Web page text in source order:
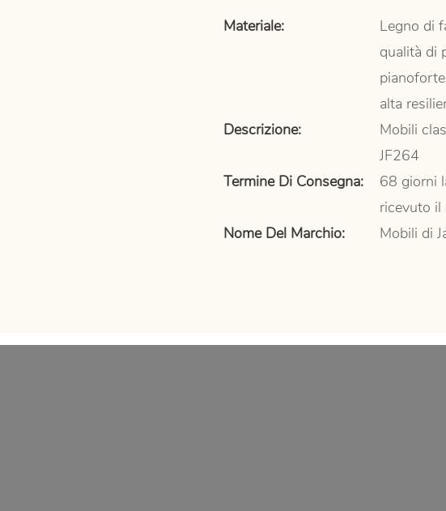
Materiale:
Legno di
qualità di
alta
Descrizione:
Mobili
JF264
Termine Di Consegna:
68 giorni
ricevuto
Nome Del Marchio:
Mobili di